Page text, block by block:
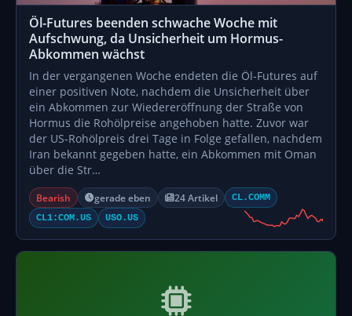
Öl-Futures beenden schwache Woche mit
Aufschwung, da Unsicherheit um Hormus-
Abkommen wächst
In der vergangenen Woche endeten die Öl-Futures auf
einer positiven Note, nachdem die Unsicherheit über
ein Abkommen zur Wiedereröffnung der Straße von
Hormus die Rohölpreise angehoben hatte. Zuvor war
der US-Rohölpreis drei Tage in Folge gefallen, nachdem
Iran bekannt gegeben hatte, ein Abkommen mit Oman
über die Str…
Bearish gerade eben 24 Artikel
CL.COMM
CL1:COM.US
USO.US